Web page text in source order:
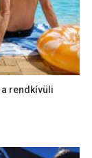
rendkívüli